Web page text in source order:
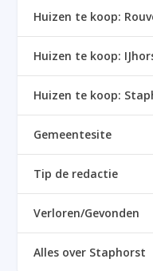
Huizen te koop:
Huizen te koop:
Huizen te koop:
Gemeentesite
Tip de redactie
Verloren/Gevonden
Alles over Staphorst